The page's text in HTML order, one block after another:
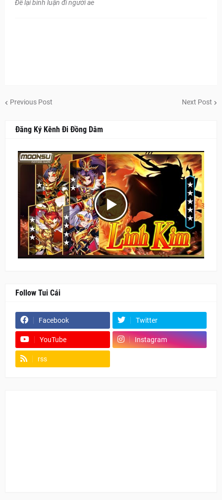
Để lại bình luận đi người ae
Previous Post Next Post
Đăng Ký Kênh Đi Đồng Dâm
Follow Tui Cái
Facebook Twitter
YouTube Instagram
rss